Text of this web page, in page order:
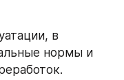
в
нормы и